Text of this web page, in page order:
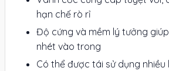
hạn chế rò rỉ
Độ cứng và mềm lý tưởng
nhét vào trong
Có thể được tái sử dụng